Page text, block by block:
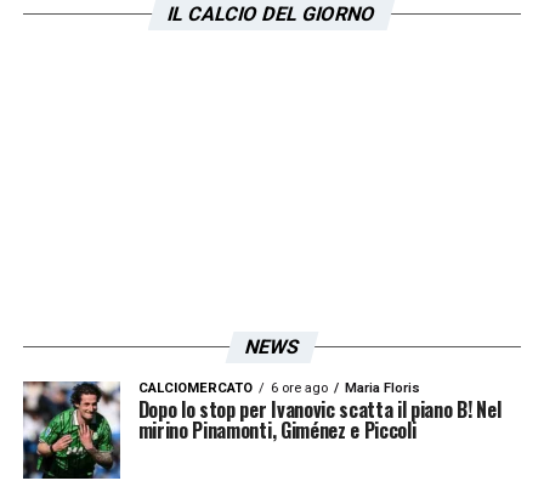
IL CALCIO DEL GIORNO
NEWS
CALCIOMERCATO 6 ore ago Maria Floris
Dopo lo stop per Ivanovic scatta il piano B! Nel
mirino Pinamonti, Giménez e Piccoli